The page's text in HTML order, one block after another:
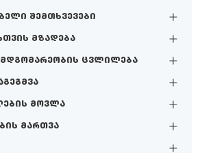
შემთხვევები
მზადება
ცვლილება
მოვლა
მართვა